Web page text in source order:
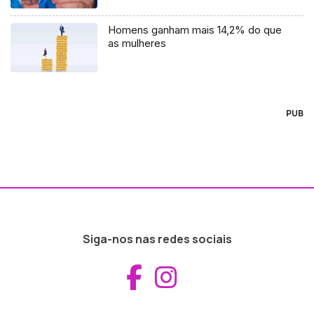
Homens ganham mais 14,2% do que
as mulheres
PUB
Siga-nos nas redes sociais
Aceder ao